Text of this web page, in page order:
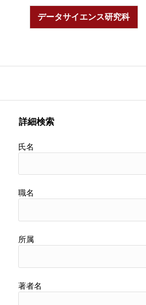
データサイエンス研究科
詳細検索
氏名
職名
所属
著者名